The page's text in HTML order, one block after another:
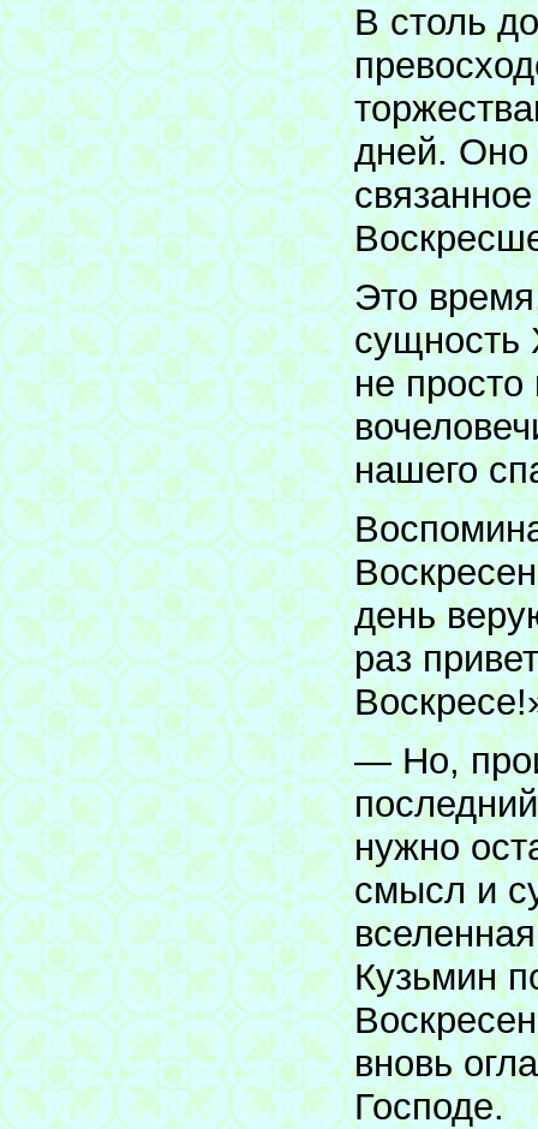
В столь
дней. Оно
Это
сущность
не просто
нашего
день
раз
— Но,
нужно
смысл и
Кузьмин
вновь
Господе.